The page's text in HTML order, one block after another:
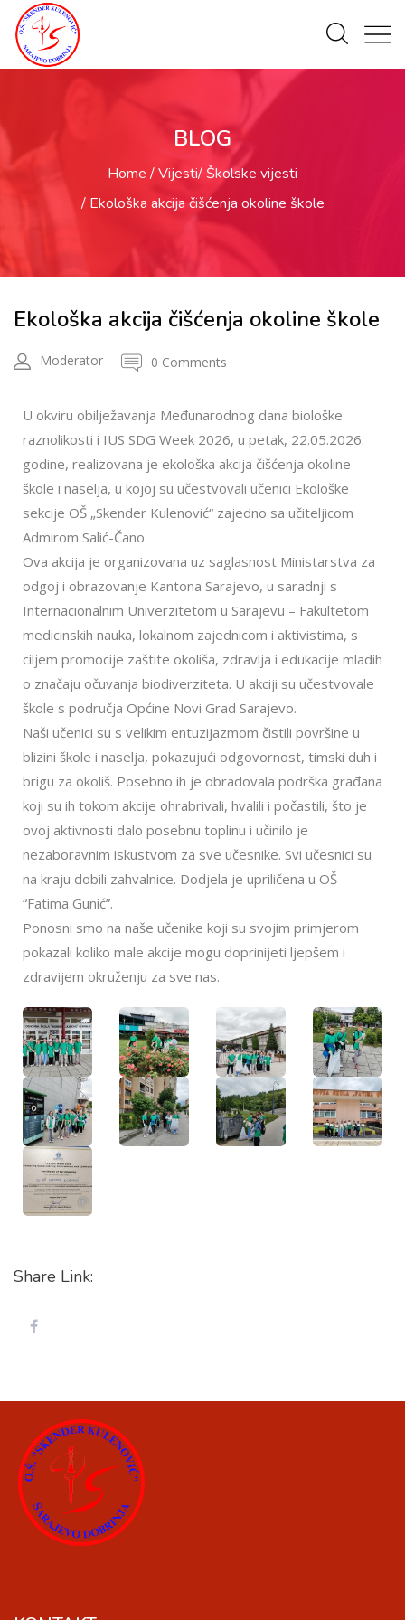
BLOG
Home Vijesti Školske vijesti
Ekološka akcija čišćenja okoline škole
Ekološka akcija čišćenja okoline škole
Moderator 0 Comments
U okviru obilježavanja Međunarodnog dana biološke
raznolikosti i IUS SDG Week 2026, u petak, 22.05.2026.
godine, realizovana je ekološka akcija čišćenja okoline
škole i naselja, u kojoj su učestvovali učenici Ekološke
sekcije OŠ „Skender Kulenović“ zajedno sa učiteljicom
Admirom Salić-Čano.
Ova akcija je organizovana uz saglasnost Ministarstva za
odgoj i obrazovanje Kantona Sarajevo, u saradnji s
Internacionalnim Univerzitetom u Sarajevu – Fakultetom
medicinskih nauka, lokalnom zajednicom i aktivistima, s
ciljem promocije zaštite okoliša, zdravlja i edukacije mladih
o značaju očuvanja biodiverziteta. U akciji su učestvovale
škole s područja Općine Novi Grad Sarajevo.
Naši učenici su s velikim entuzijazmom čistili površine u
blizini škole i naselja, pokazujući odgovornost, timski duh i
brigu za okoliš. Posebno ih je obradovala podrška građana
koji su ih tokom akcije ohrabrivali, hvalili i počastili, što je
ovoj aktivnosti dalo posebnu toplinu i učinilo je
nezaboravnim iskustvom za sve učesnike. Svi učesnici su
na kraju dobili zahvalnice. Dodjela je upriličena u OŠ
“Fatima Gunić”.
Ponosni smo na naše učenike koji su svojim primjerom
pokazali koliko male akcije mogu doprinijeti ljepšem i
zdravijem okruženju za sve nas.
Share Link: